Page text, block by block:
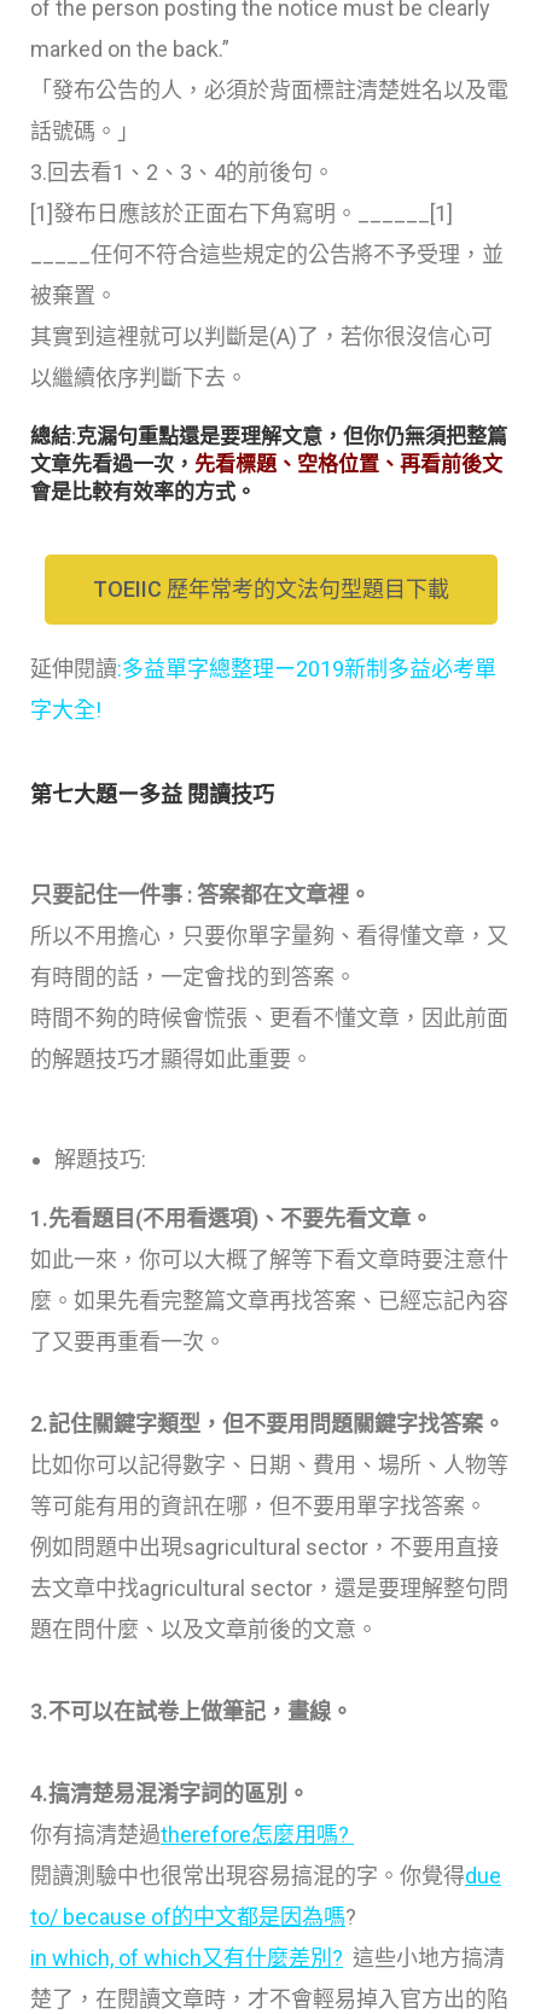
of the person posting the notice must be clearly
marked on the back.”
「發布公告的人，必須於背面標註清楚姓名以及電
話號碼。」
3.回去看1、2、3、4的前後句。
[1]發布日應該於正面右下角寫明。______[1]
_____任何不符合這些規定的公告將不予受理，並
被棄置。
其實到這裡就可以判斷是(A)了，若你很沒信心可
以繼續依序判斷下去。
總結:克漏句重點還是要理解文意，但你仍無須把整篇
文章先看過一次， 先看標題、空格位置、再看前後文
會是比較有效率的方式。
TOEIIC 歷年常考的文法句型題目下載
延伸閱讀:多益單字總整理ー2019新制多益必考單
字大全!
第七大題ー多益 閱讀技巧
只要記住一件事 : 答案都在文章裡。
所以不用擔心，只要你單字量夠、看得懂文章，又
有時間的話，一定會找的到答案。
時間不夠的時候會慌張、更看不懂文章，因此前面
的解題技巧才顯得如此重要。
解題技巧:
1.先看題目(不用看選項)、不要先看文章。
如此一來，你可以大概了解等下看文章時要注意什
麼。如果先看完整篇文章再找答案、已經忘記內容
了又要再重看一次。
2.記住關鍵字類型，但不要用問題關鍵字找答案。
比如你可以記得數字、日期、費用、場所、人物等
等可能有用的資訊在哪，但不要用單字找答案。
例如問題中出現sagricultural sector，不要用直接
去文章中找agricultural sector，還是要理解整句問
題在問什麼、以及文章前後的文意。
3.不可以在試卷上做筆記，畫線。
4.搞清楚易混淆字詞的區別。
你有搞清楚過therefore怎麼用嗎?
閱讀測驗中也很常出現容易搞混的字。你覺得due
to/ because of的中文都是因為嗎?
in which, of which又有什麼差別? 這些小地方搞清
楚了，在閱讀文章時，才不會輕易掉入官方出的陷